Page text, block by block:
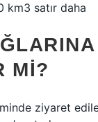
km3 satır daha
MI?
ziyaret